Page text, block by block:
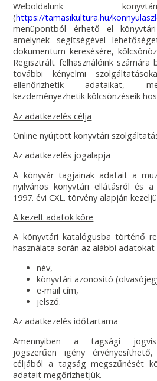
Weboldalunk
(https://tamasikultura.hu/
menüpontból érhető el könyvtári
amelynek segítségével
dokumentum keresésére,
Regisztrált felhasználóink számára
további kényelmi
ellenőrizhetik adataikat,
kezdeményezhetik kölcsönzéseik
Az adatkezelés célja
Online nyújtott könyvtári
Az adatkezelés jogalapja
A könyvár tagjainak adatait a
nyilvános könyvtári ellátásról és
1997. évi CXL. törvény alapján
A kezelt adatok köre
A könyvtári katalógusba történő
használata során az alábbi adatokat
név,
könyvtári azonosító
e-mail cím,
jelszó.
Az adatkezelés időtartama
Amennyiben a tagsági
jogszerűen igény
céljából a tagság megszűnését
adatait megőrizhetjük.